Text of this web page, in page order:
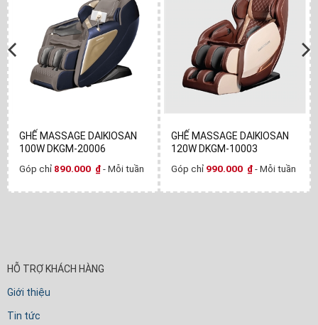
GHẾ MASSAGE DAIKIOSAN
100W DKGM-20006
Góp chỉ 890.000 ₫- Mỗi tuần
GHẾ MASSAGE DAIKIOSAN
120W DKGM-10003
Góp chỉ 990.000 ₫- Mỗi tuần
HỖ TRỢ KHÁCH HÀNG
Giới thiệu
Tin tức